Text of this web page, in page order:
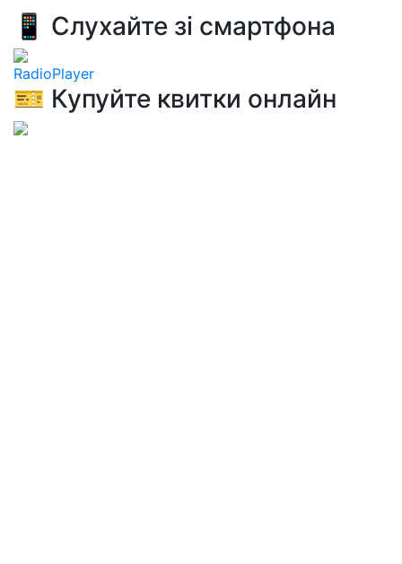
📱 Слухайте зі смартфона
RadioPlayer
🎫 Купуйте квитки онлайн